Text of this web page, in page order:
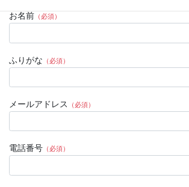
お名前 （必須）
ふりがな （必須）
メールアドレス （必須）
電話番号 （必須）